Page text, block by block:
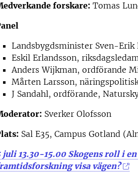
forskare: Tomas
Landsbygdsminister Sven-Erik
Eskil Erlandsson,
Anders Wijkman, ordförande
Mårten Larsson,
J Sandahl, ordförande,
Sverker Olofsson
Sal E35, Campus Gotland
juli 13.30-15.00 Skogens roll i
visa vägen?